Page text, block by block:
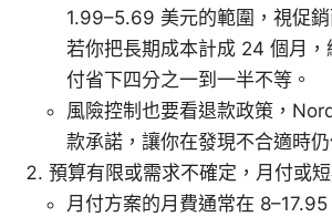
1.99–5.69 美元的範圍，視促
若你把長期成本計成 24 個月，
付省下四分之一到一半不等。
風險控制也要看退款政策，
款承諾，讓你在發現不合適時仍
預算有限或需求不確定，月付或
月付方案的月費通常在